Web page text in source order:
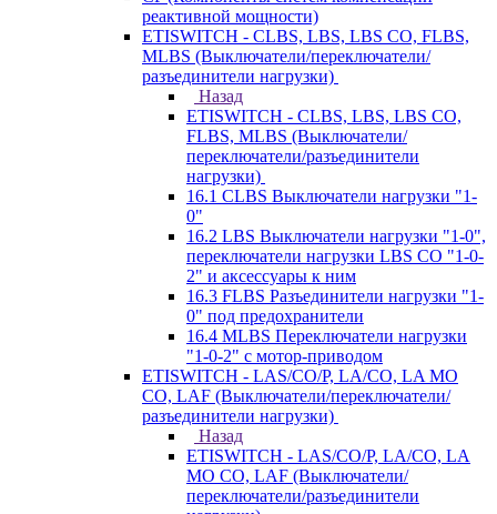
реактивной мощности)
ETISWITCH - CLBS, LBS, LBS CO, FLBS,
MLBS (Выключатели/переключатели/
разъединители нагрузки)
Назад
ETISWITCH - CLBS, LBS, LBS CO,
FLBS, MLBS (Выключатели/
переключатели/разъединители
нагрузки)
16.1 CLBS Выключатели нагрузки "1-
0"
16.2 LBS Выключатели нагрузки "1-0",
переключатели нагрузки LBS CO "1-0-
2" и аксессуары к ним
16.3 FLBS Разъединители нагрузки "1-
0" под предохранители
16.4 MLBS Переключатели нагрузки
"1-0-2" с мотор-приводом
ETISWITCH - LAS/CO/P, LA/CO, LA MO
CO, LAF (Выключатели/переключатели/
разъединители нагрузки)
Назад
ETISWITCH - LAS/CO/P, LA/CO, LA
MO CO, LAF (Выключатели/
переключатели/разъединители